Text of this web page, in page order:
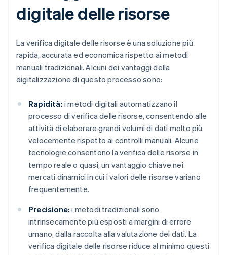
digitale delle risorse
La verifica digitale delle risorse è una soluzione più
rapida, accurata ed economica rispetto ai metodi
manuali tradizionali. Alcuni dei vantaggi della
digitalizzazione di questo processo sono:
Rapidità: i metodi digitali automatizzano il
processo di verifica delle risorse, consentendo alle
attività di elaborare grandi volumi di dati molto più
velocemente rispetto ai controlli manuali. Alcune
tecnologie consentono la verifica delle risorse in
tempo reale o quasi, un vantaggio chiave nei
mercati dinamici in cui i valori delle risorse variano
frequentemente.
Precisione: i metodi tradizionali sono
intrinsecamente più esposti a margini di errore
umano, dalla raccolta alla valutazione dei dati. La
verifica digitale delle risorse riduce al minimo questi